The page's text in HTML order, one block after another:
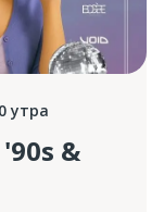
утра
&